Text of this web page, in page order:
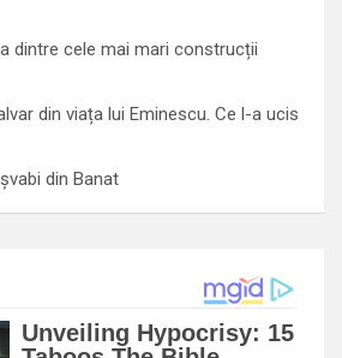
dintre cele mai mari construcții
din viața lui Eminescu. Ce l-a ucis
din Banat